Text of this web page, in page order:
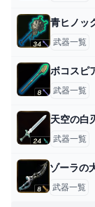
青ヒノッ
武器一覧
ボコスピ
武器一覧
天空の白
武器一覧
ゾーラの
武器一覧